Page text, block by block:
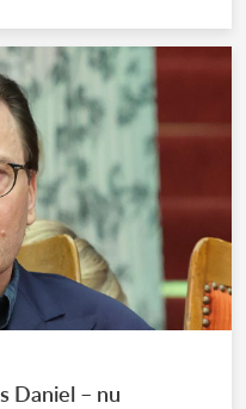
Daniel – nu